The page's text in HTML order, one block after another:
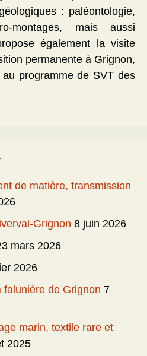
: paléontologie,
montages, mais aussi
également la visite
permanente à Grignon,
programme de SVT des
de matière, transmission
Grignon 8 juin 2026
mars 2026
2026
de Grignon 7
marin, textile rare et
2025